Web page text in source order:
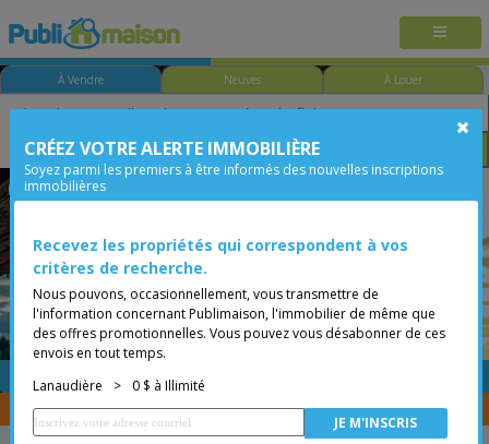
À Vendre Neuves À Louer
Chambre Prix
Mascouche
Placer une annonce
Vous êtes courtier, transférer vos propriétés avecCENTRIS
CRÉEZ VOTRE ALERTE IMMOBILIÈRE
Soyez parmi les premiers à être informés des nouvelles inscriptions
immobilières
Recevez les propriétés qui correspondent à vos
critères de recherche.
Nous pouvons, occasionnellement, vous transmettre de
l'information concernant Publimaison, l'immobilier de même que
des offres promotionnelles. Vous pouvez vous désabonner de ces
envois en tout temps.
Lanaudière
> 0 $ à Illimité